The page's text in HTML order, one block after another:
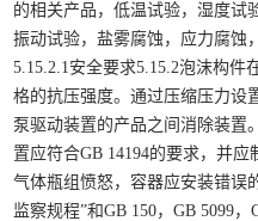
的相关产品，低温试验，湿度试
振动试验，盐雾腐蚀，应力腐蚀
5.15.2.1安全要求5.15.2泡沫构
格的抗压强度。通过压缩压力设
泵驱动装置的产品之间消除装置
置应符合GB 14194的要求，并应
气体瓶组愤怒，容器应安装错误
监察规程”和GB 150，GB 5099